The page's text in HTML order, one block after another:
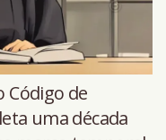
Código de
uma década